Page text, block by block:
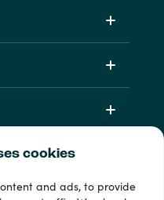
cookies
and ads, to provide